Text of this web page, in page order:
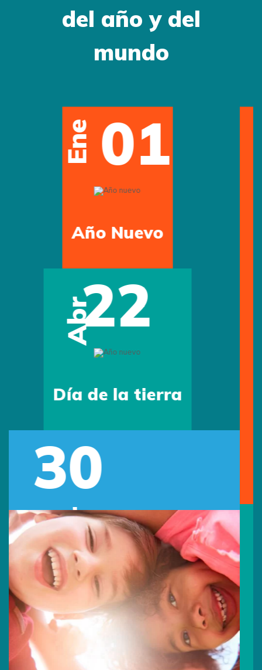
del año y del
mundo
May12
Día de la Madre
May15
Día del Maestro
Jun
05
Día mundial del Medio
Ambiente
Jun 16